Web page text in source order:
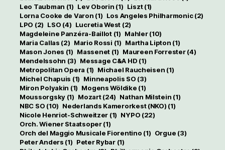
Leo Taubman (1) Lev Oborin (1) Liszt(1)
Lorna Cooke de Varon (1) Los Angeles Philharmonic(2)
LPO (2) LSO (4) Lucretia West (2)
Magdeleine Panzéra-Baillot(1) Mahler(10)
Maria Callas (2) Mario Rossi (1) Martha Lipton (1)
Mason Jones (1) Massenet(1) Maureen Forrester(4)
Mendelssohn (3) Message C&A HD (1)
Metropolitan Opera (1) Michael Raucheisen (1)
Michel Chapuis (1) Minneapolis SO (3)
Miron Polyakin (1) Mogens Wöldike (1)
Moussorgsky(1) Mozart(24) Nathan Milstein (1)
NBC SO (10) Nederlands Kamerorkest (NKO) (1)
Nicole Henriot-Schweitzer (1) NYPO (22)
Orch. Wiener Staatsoper(1)
Orch del Maggio Musicale Fiorentino (1) Orgue (3)
Peter Anders (1) Peter Rybar(1)